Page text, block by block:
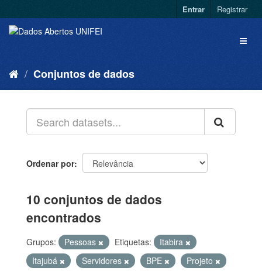
Entrar Registrar
Conjuntos de dados
Ordenar por
10 conjuntos de dados
encontrados
Grupos: Pessoas Etiquetas:
Itabira
Itajubá
Servidores BPE
Projeto